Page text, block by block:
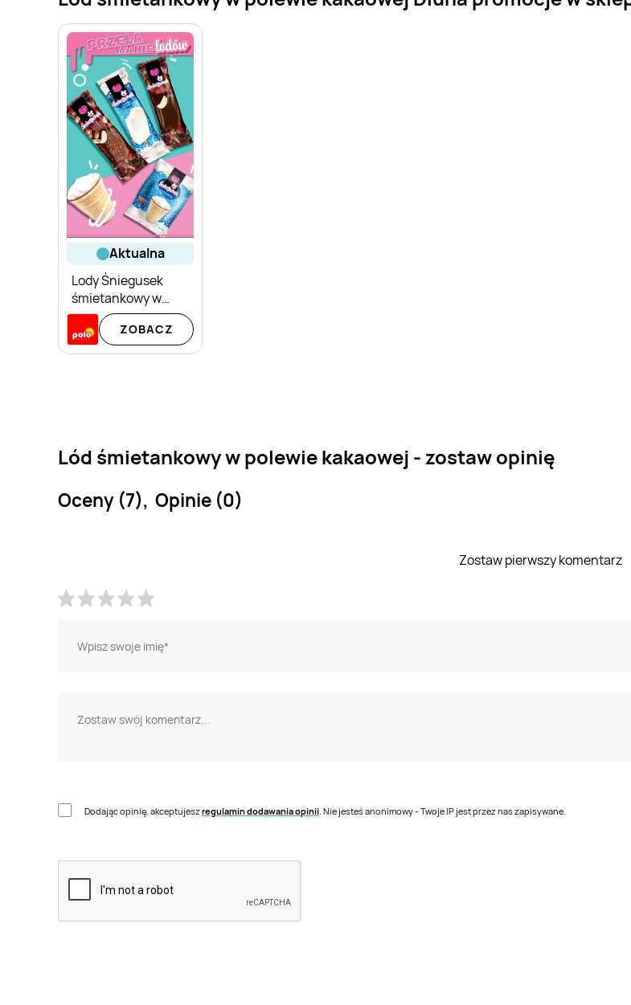
aktualna
Lody Śniegusek
śmietankowy w
polewie kakaowej
Amore Gusto
ZOBACZ
Lód śmietankowy w polewie kakaowej - zostaw opinię
Oceny (7), Opinie (0)
Zostaw pierwszy komentarz
Dodając opinię, akceptujeszregulamin dodawania opinii . Nie jesteś anonimowy - Twoje IP jest przez nas zapisywane.